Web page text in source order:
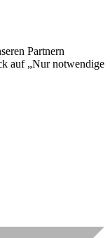
Partnern
auf „Nur notwendige